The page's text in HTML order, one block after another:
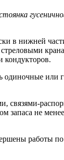
в нижней
кондукторов.
одиночные
связями-
не
работы